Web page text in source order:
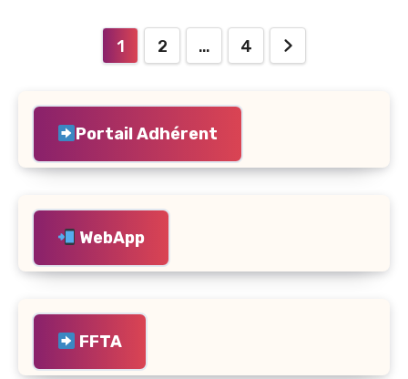
Pagination
publications
1 2 … 4
Portail Adhérent
WebApp
FFTA